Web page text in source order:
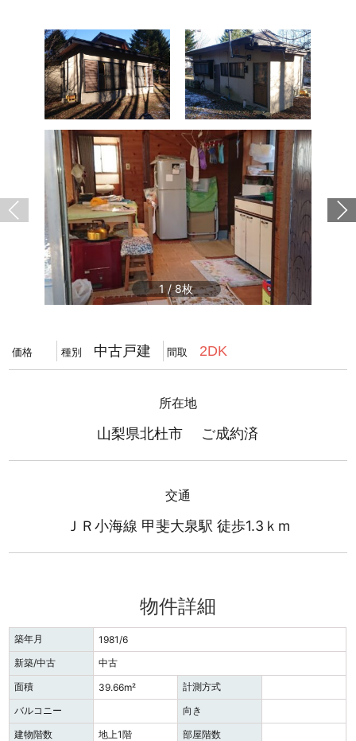
1 /8
価格 種別 中古戸建 間取 2DK
所在地
山梨県北杜市 ご成約済
交通
ＪＲ小海線 甲斐大泉駅 徒歩1.3ｋm
物件詳細
築年月
1981/6
新築/中古
中古
面積
39.66m²
計測方式
バルコニー
向き
建物階数
地上1階
部屋階数